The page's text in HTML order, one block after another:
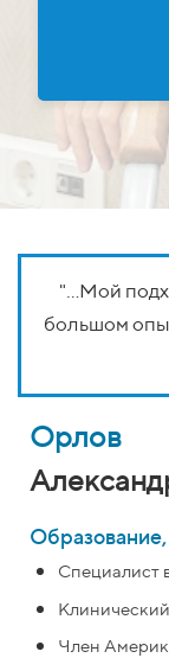
"...Мой
большом
Орлов
Специалист
Член